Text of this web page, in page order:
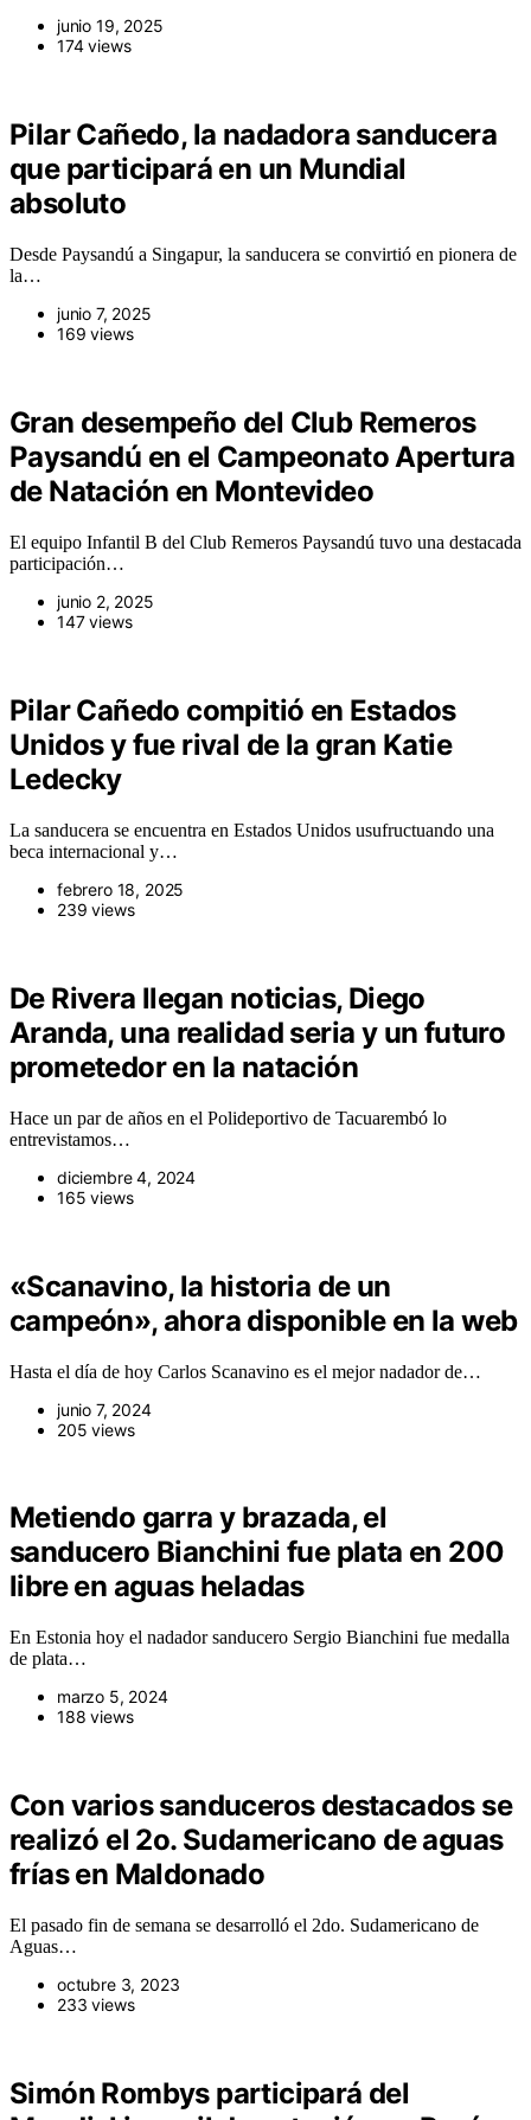
junio 19, 2025
174 views
Pilar Cañedo, la nadadora sanducera
que participará en un Mundial
absoluto
Desde Paysandú a Singapur, la sanducera se convirtió en pionera de
la…
junio 7, 2025
169 views
Gran desempeño del Club Remeros
Paysandú en el Campeonato Apertura
de Natación en Montevideo
El equipo Infantil B del Club Remeros Paysandú tuvo una destacada
participación…
junio 2, 2025
147 views
Pilar Cañedo compitió en Estados
Unidos y fue rival de la gran Katie
Ledecky
La sanducera se encuentra en Estados Unidos usufructuando una
beca internacional y…
febrero 18, 2025
239 views
De Rivera llegan noticias, Diego
Aranda, una realidad seria y un futuro
prometedor en la natación
Hace un par de años en el Polideportivo de Tacuarembó lo
entrevistamos…
diciembre 4, 2024
165 views
«Scanavino, la historia de un
campeón», ahora disponible en la web
Hasta el día de hoy Carlos Scanavino es el mejor nadador de…
junio 7, 2024
205 views
Metiendo garra y brazada, el
sanducero Bianchini fue plata en 200
libre en aguas heladas
En Estonia hoy el nadador sanducero Sergio Bianchini fue medalla
de plata…
marzo 5, 2024
188 views
Con varios sanduceros destacados se
realizó el 2o. Sudamericano de aguas
frías en Maldonado
El pasado fin de semana se desarrolló el 2do. Sudamericano de
Aguas…
octubre 3, 2023
233 views
Simón Rombys participará del